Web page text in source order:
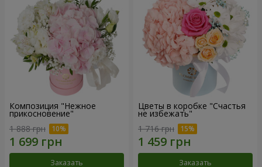
Композиция "Нежное
прикосновение"
1 888 грн
Заказать
Цветы в коробке "Счастья
не избежать"
1 716 грн
Заказать